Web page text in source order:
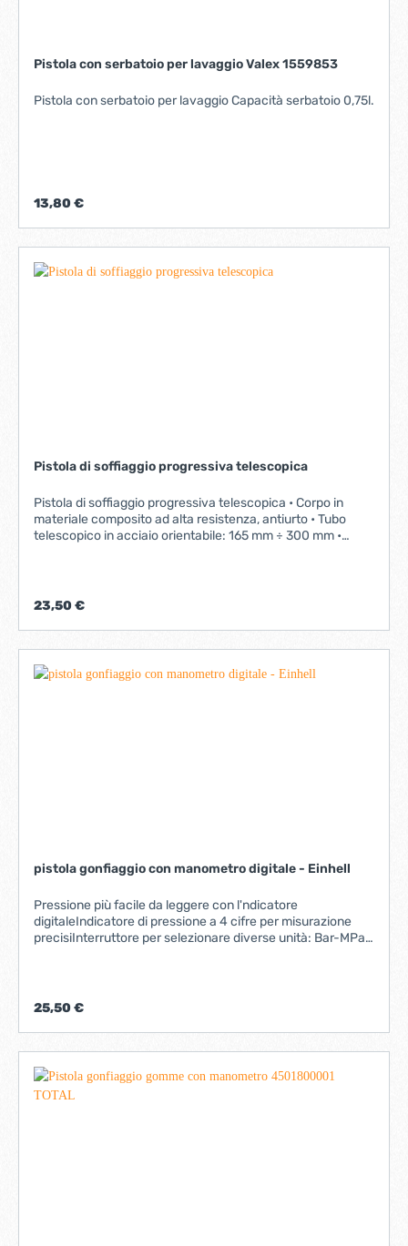
Pistola con serbatoio per lavaggio Valex 1559853
Pistola con serbatoio per lavaggio Capacità serbatoio 0,75l.
13,80 €
Pistola di soffiaggio progressiva telescopica
Pistola di soffiaggio progressiva telescopica • Corpo in
materiale composito ad alta resistenza, antiurto • Tubo
telescopico in acciaio orientabile: 165 mm ÷ 300 mm •
utilizzo -20°C ÷ 70°C Peso 190 g
23,50 €
pistola gonfiaggio con manometro digitale - Einhell
Pressione più facile da leggere con l'ndicatore
digitaleIndicatore di pressione a 4 cifre per misurazione
precisiInterruttore per selezionare diverse unità: Bar-MPa-
per pneumatici può essere appeso a un gancio Dettagli
max13 barLunghezza del tubo40 cm
25,50 €